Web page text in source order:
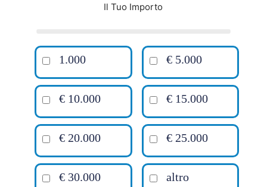
Il Tuo Importo
1.000 € 5.000
€ 10.000 € 15.000
€ 20.000 € 25.000
€ 30.000 altro